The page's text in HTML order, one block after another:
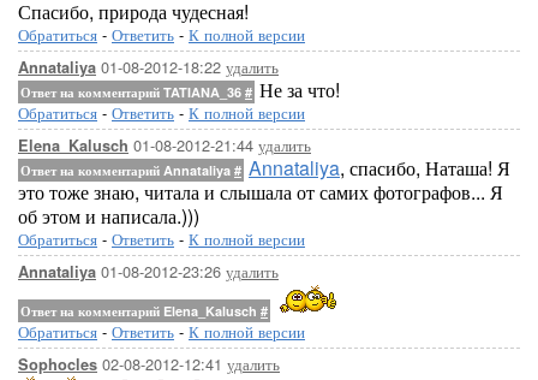
Спасибо, природа чудесная!
Обратиться - Ответить - К полной версии
Annataliya 01-08-2012-18:22 удалить
Ответ на комментарий TATIANA_36 # Не за что!
Обратиться - Ответить - К полной версии
Elena_Kalusch 01-08-2012-21:44 удалить
Ответ на комментарий Annataliya # Annataliya, спасибо, Наташа! Я
это тоже знаю, читала и слышала от самих фотографов... Я
об этом и написала.)))
Обратиться - Ответить - К полной версии
Annataliya 01-08-2012-23:26 удалить
Ответ на комментарий Elena_Kalusch #
Обратиться - Ответить - К полной версии
Sophocles 02-08-2012-12:41 удалить